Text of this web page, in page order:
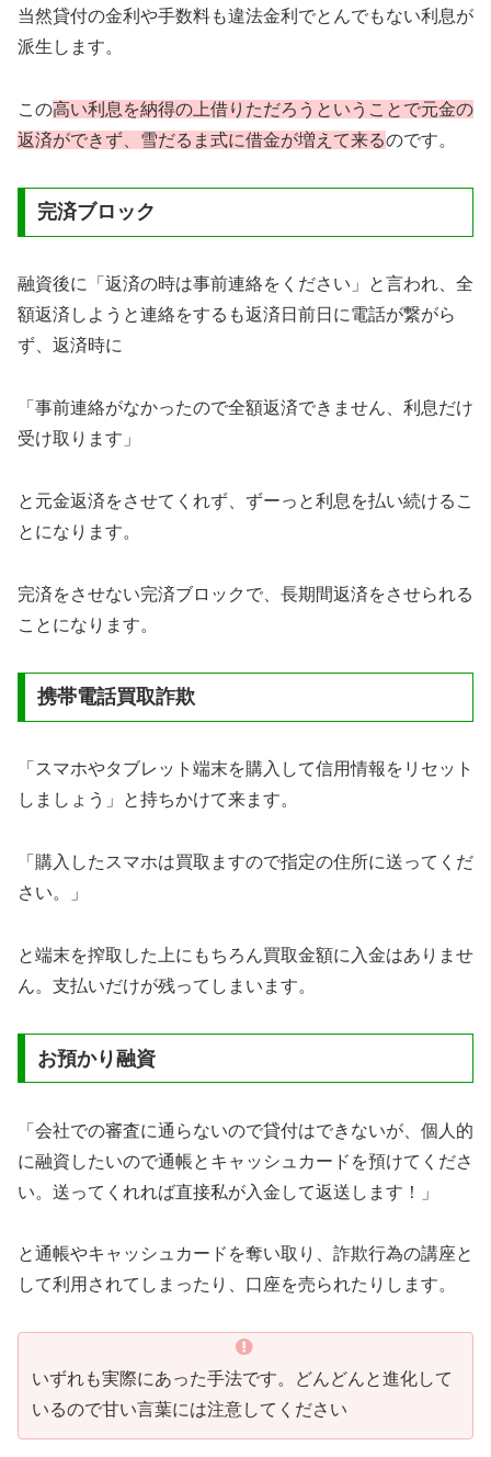
当然貸付の金利や手数料も違法金利でとんでもない利息が
派生します。
この高い利息を納得の上借りただろうということで元金の
返済ができず、雪だるま式に借金が増えて来るのです。
完済ブロック
融資後に「返済の時は事前連絡をください」と言われ、全
額返済しようと連絡をするも返済日前日に電話が繋がら
ず、返済時に
「事前連絡がなかったので全額返済できません、利息だけ
受け取ります」
と元金返済をさせてくれず、ずーっと利息を払い続けるこ
とになります。
完済をさせない完済ブロックで、長期間返済をさせられる
ことになります。
携帯電話買取詐欺
「スマホやタブレット端末を購入して信用情報をリセット
しましょう」と持ちかけて来ます。
「購入したスマホは買取ますので指定の住所に送ってくだ
さい。」
と端末を搾取した上にもちろん買取金額に入金はありませ
ん。支払いだけが残ってしまいます。
お預かり融資
「会社での審査に通らないので貸付はできないが、個人的
に融資したいので通帳とキャッシュカードを預けてくださ
い。送ってくれれば直接私が入金して返送します！」
と通帳やキャッシュカードを奪い取り、詐欺行為の講座と
して利用されてしまったり、口座を売られたりします。
いずれも実際にあった手法です。どんどんと進化して
いるので甘い言葉には注意してください